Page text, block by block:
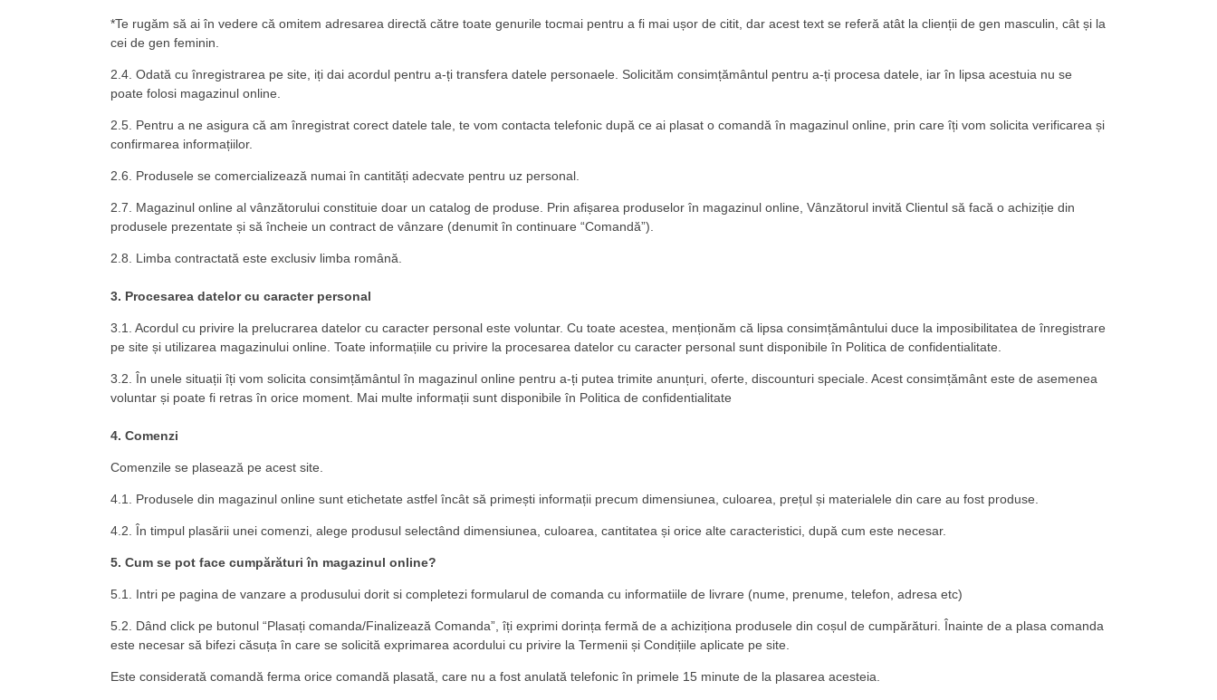
*Te rugăm să ai în vedere că omitem adresarea directă către toate genurile tocmai pentru a fi mai ușor de citit, dar acest text se referă atât la clienții de gen masculin, cât și la
cei de gen feminin.
2.4. Odată cu înregistrarea pe site, iți dai acordul pentru a-ți transfera datele personaele. Solicităm consimțământul pentru a-ți procesa datele, iar în lipsa acestuia nu se
poate folosi magazinul online.
2.5. Pentru a ne asigura că am înregistrat corect datele tale, te vom contacta telefonic după ce ai plasat o comandă în magazinul online, prin care îți vom solicita verificarea și
confirmarea informațiilor.
2.6. Produsele se comercializează numai în cantități adecvate pentru uz personal.
2.7. Magazinul online al vânzătorului constituie doar un catalog de produse. Prin afișarea produselor în magazinul online, Vânzătorul invită Clientul să facă o achiziție din
produsele prezentate și să încheie un contract de vânzare (denumit în continuare “Comandă”).
2.8. Limba contractată este exclusiv limba română.
3. Procesarea datelor cu caracter personal
3.1. Acordul cu privire la prelucrarea datelor cu caracter personal este voluntar. Cu toate acestea, menționăm că lipsa consimțământului duce la imposibilitatea de înregistrare
pe site și utilizarea magazinului online. Toate informațiile cu privire la procesarea datelor cu caracter personal sunt disponibile în Politica de confidentialitate.
3.2. În unele situații îți vom solicita consimțământul în magazinul online pentru a-ți putea trimite anunțuri, oferte, discounturi speciale. Acest consimțământ este de asemenea
voluntar și poate fi retras în orice moment. Mai multe informații sunt disponibile în Politica de confidentialitate
4. Comenzi
Comenzile se plasează pe acest site.
4.1. Produsele din magazinul online sunt etichetate astfel încât să primești informații precum dimensiunea, culoarea, prețul și materialele din care au fost produse.
4.2. În timpul plasării unei comenzi, alege produsul selectând dimensiunea, culoarea, cantitatea și orice alte caracteristici, după cum este necesar.
5. Cum se pot face cumpărături în magazinul online?
5.1. Intri pe pagina de vanzare a produsului dorit si completezi formularul de comanda cu informatiile de livrare (nume, prenume, telefon, adresa etc)
5.2. Dând click pe butonul “Plasați comanda/Finalizează Comanda”, îți exprimi dorința fermă de a achiziționa produsele din coșul de cumpărături. Înainte de a plasa comanda
este necesar să bifezi căsuța în care se solicită exprimarea acordului cu privire la Termenii și Condițiile aplicate pe site.
Este considerată comandă ferma orice comandă plasată, care nu a fost anulată telefonic în primele 15 minute de la plasarea acesteia.